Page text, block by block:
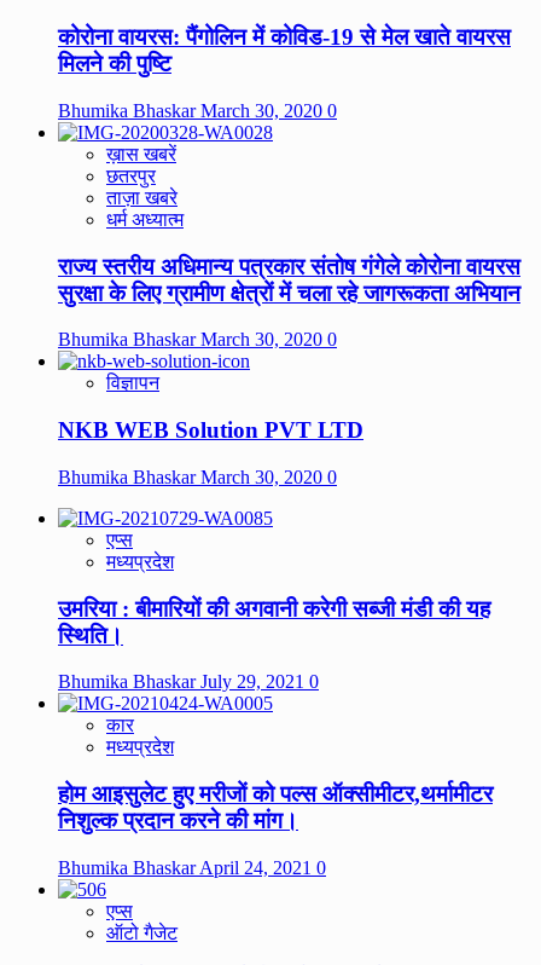
कोरोना वायरस: पैंगोलिन में कोविड-19 से मेल खाते वायरस
मिलने की पुष्टि
Bhumika BhaskarMarch 30, 2020 0
ख़ास खबरें
छतरपुर
ताज़ा खबरे
धर्म अध्यात्म
राज्य स्तरीय अधिमान्य पत्रकार संतोष गंगेले कोरोना वायरस
सुरक्षा के लिए ग्रामीण क्षेत्रों में चला रहे जागरूकता अभियान
Bhumika BhaskarMarch 30, 2020 0
विज्ञापन
NKB WEB Solution PVT LTD
Bhumika BhaskarMarch 30, 2020 0
एप्स
मध्यप्रदेश
उमरिया : बीमारियों की अगवानी करेगी सब्जी मंडी की यह
स्थिति।
Bhumika BhaskarJuly 29, 2021 0
कार
मध्यप्रदेश
होम आइसुलेट हुए मरीजों को पल्स ऑक्सीमीटर,थर्मामीटर
निशुल्क प्रदान करने की मांग।
Bhumika BhaskarApril 24, 2021 0
एप्स
ऑटो गैजेट